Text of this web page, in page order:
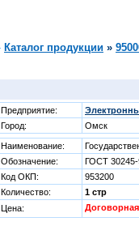
Каталог продукции »
Предприятие:
Город:
Омск
Наименование:
Обозначение:
ГОСТ 30245-
Код ОКП:
953200
Количество:
1 стр
Цена:
Договорная